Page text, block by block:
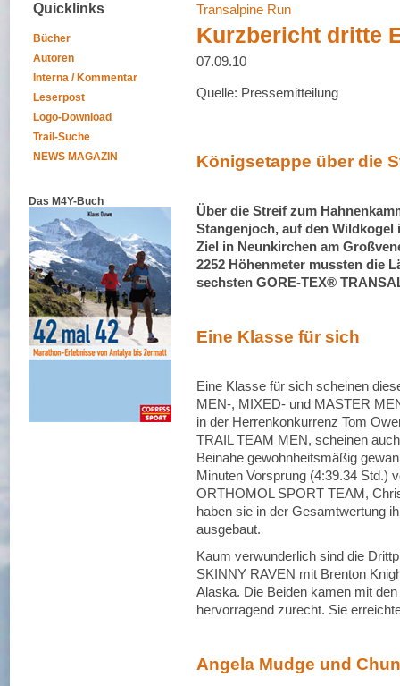
Quicklinks
Bücher
Autoren
Interna / Kommentar
Leserpost
Logo-Download
Trail-Suche
NEWS MAGAZIN
Das M4Y-Buch
Transalpine Run
Kurzbericht dritte
07.09.10
Quelle: Pressemitteilung
Königsetappe über die
Über die Streif zum
Stangenjoch, auf den Wildkogel
Ziel in Neunkirchen am
2252 Höhenmeter mussten die
sechsten GORE-TEX®
Eine Klasse für sich
Eine Klasse für sich scheinen
MEN-, MIXED- und MASTER
in der Herrenkonkurrenz Tom
TRAIL TEAM MEN, scheinen
Beinahe gewohnheitsmäßig
Minuten Vorsprung (4:39.34 Std.)
ORTHOMOL SPORT TEAM,
haben sie in der Gesamtwertung
ausgebaut.
Kaum verwunderlich sind die
SKINNY RAVEN mit Brenton
Alaska. Die Beiden kamen mit
hervorragend zurecht. Sie
Angela Mudge und